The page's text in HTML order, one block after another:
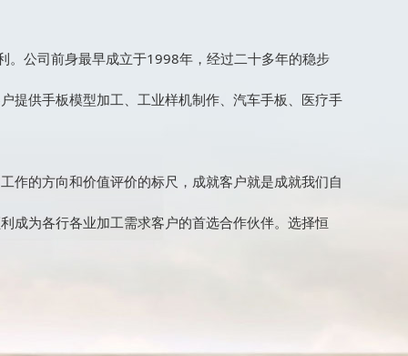
。公司前身最早成立于1998年，经过二十多年的稳步
提供手板模型加工、工业样机制作、汽车手板、医疗手
作的方向和价值评价的标尺，成就客户就是成就我们自
成为各行各业加工需求客户的首选合作伙伴。选择恒